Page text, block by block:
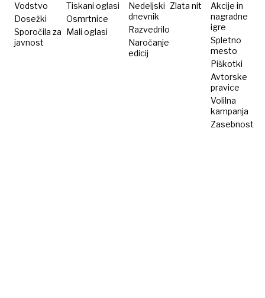
Vodstvo
Dosežki
Sporočila za
javnost
Tiskani oglasi
Osmrtnice
Mali oglasi
Nedeljski
dnevnik
Razvedrilo
Naročanje
edicij
Zlata nit
Akcije in
nagradne
igre
Spletno
mesto
Piškotki
Avtorske
pravice
Volilna
kampanja
Zasebnost